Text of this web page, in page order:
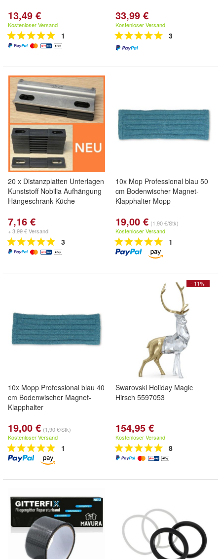
13,49 €
Kostenloser Versand
1
33,99 €
Kostenloser Versand
3
20 x Distanzplatten Unterlagen
Kunststoff Nobilia Aufhängung
Hängeschrank Küche
7,16 €
+ 3,99 € Versand
3
10x Mop Professional blau 50
cm Bodenwischer Magnet-
Klapphalter Mopp
19,00 € (1,90 €/Stk)
Kostenloser Versand
1
10x Mopp Professional blau 40
cm Bodenwischer Magnet-
Klapphalter
19,00 € (1,90 €/Stk)
Kostenloser Versand
1
- 11%
Swarovski Holiday Magic
Hirsch 5597053
154,95 €
Kostenloser Versand
8